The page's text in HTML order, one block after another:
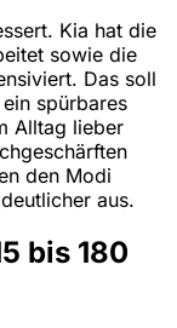
Kia hat die
sowie die
Das soll
spürbares
Alltag lieber
den Modi
aus.
bis 180